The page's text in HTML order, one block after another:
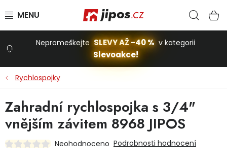
Stavba a dům
Nepromeškejte SLEVY AŽ -40 % v kategorii
Slevoakce!
Rychlospojky
Zahradní rychlospojka s 3/4"
vnějším závitem 8968 JIPOS
Neohodnoceno Podrobnosti hodnocení